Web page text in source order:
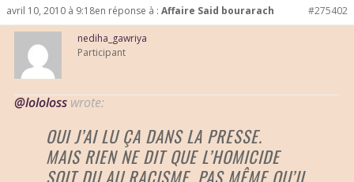
avril 10, 2010 à 9:18en réponse à : Affaire Said bourarach #275402
nediha_gawriya
Participant
@lololoss wrote:
OUI J’AI LU ÇA DANS LA PRESSE.
MAIS RIEN NE DIT QUE L’HOMICIDE
SOIT DU AU RACISME, PAS MÊME QU’IL